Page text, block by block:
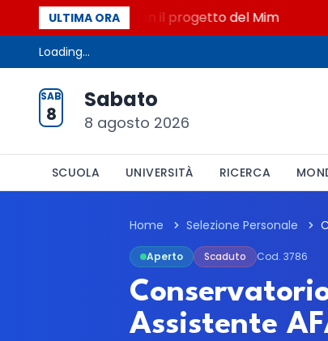
ULTIMA ORA
STEM a Lerici con il progetto del Mim
Loading...
SAB
8
Sabato
8 agosto 2026
SCUOLA UNIVERSITÀ RICERCA
Home Selezione Personale
Aperto Scaduto Cod. 3786
Assistente